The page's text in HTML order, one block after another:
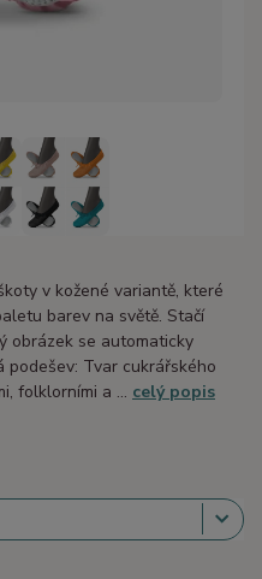
v kožené variantě, které
barev na světě. Stačí
obrázek se automaticky
podešev: Tvar cukrářského
folklorními a ... celý popis